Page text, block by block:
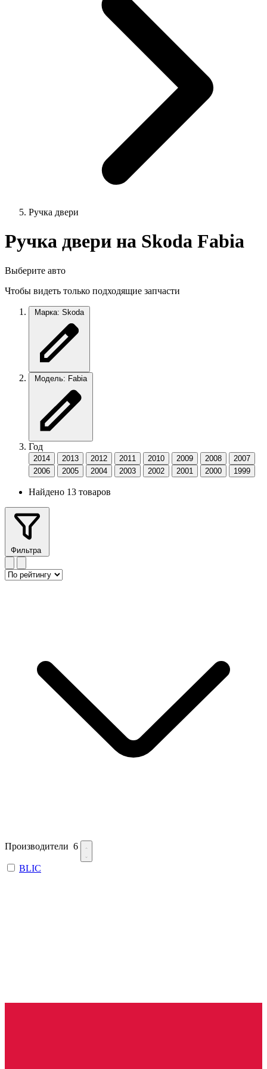
Ручка двери
Ручка двери на Skoda Fabia
Выберите авто
Чтобы видеть только подходящие запчасти
Марка: Skoda
Модель: Fabia
Год
2014 2013 2012 2011 2010 2009 2008
2007
2006
2005 2004 2003 2002 2001 2000 1999
Найдено 13 товаров
Фильтра
Производители 6
BLIC